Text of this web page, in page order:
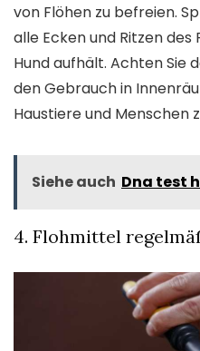
von Flöhen zu befreien.
alle Ecken und Ritzen des
Hund aufhält. Achten Sie
den Gebrauch in
Haustiere und Menschen
Siehe auch Dna test
4. Flohmittel